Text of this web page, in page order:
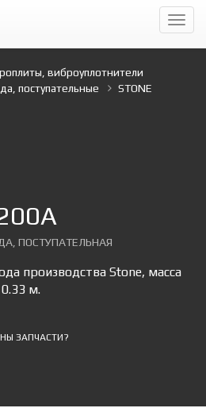
виброуплотнители
поступательные
STONE
ПОСТУПАТЕЛЬНАЯ
производства Stone, масса
м.
ЗАПЧАСТИ?